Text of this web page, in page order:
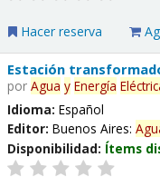
Hacer reserva
Estación
porAgua y Energía
Idioma:Español
Editor:Buenos Aires:
Disponibilidad: Ítems